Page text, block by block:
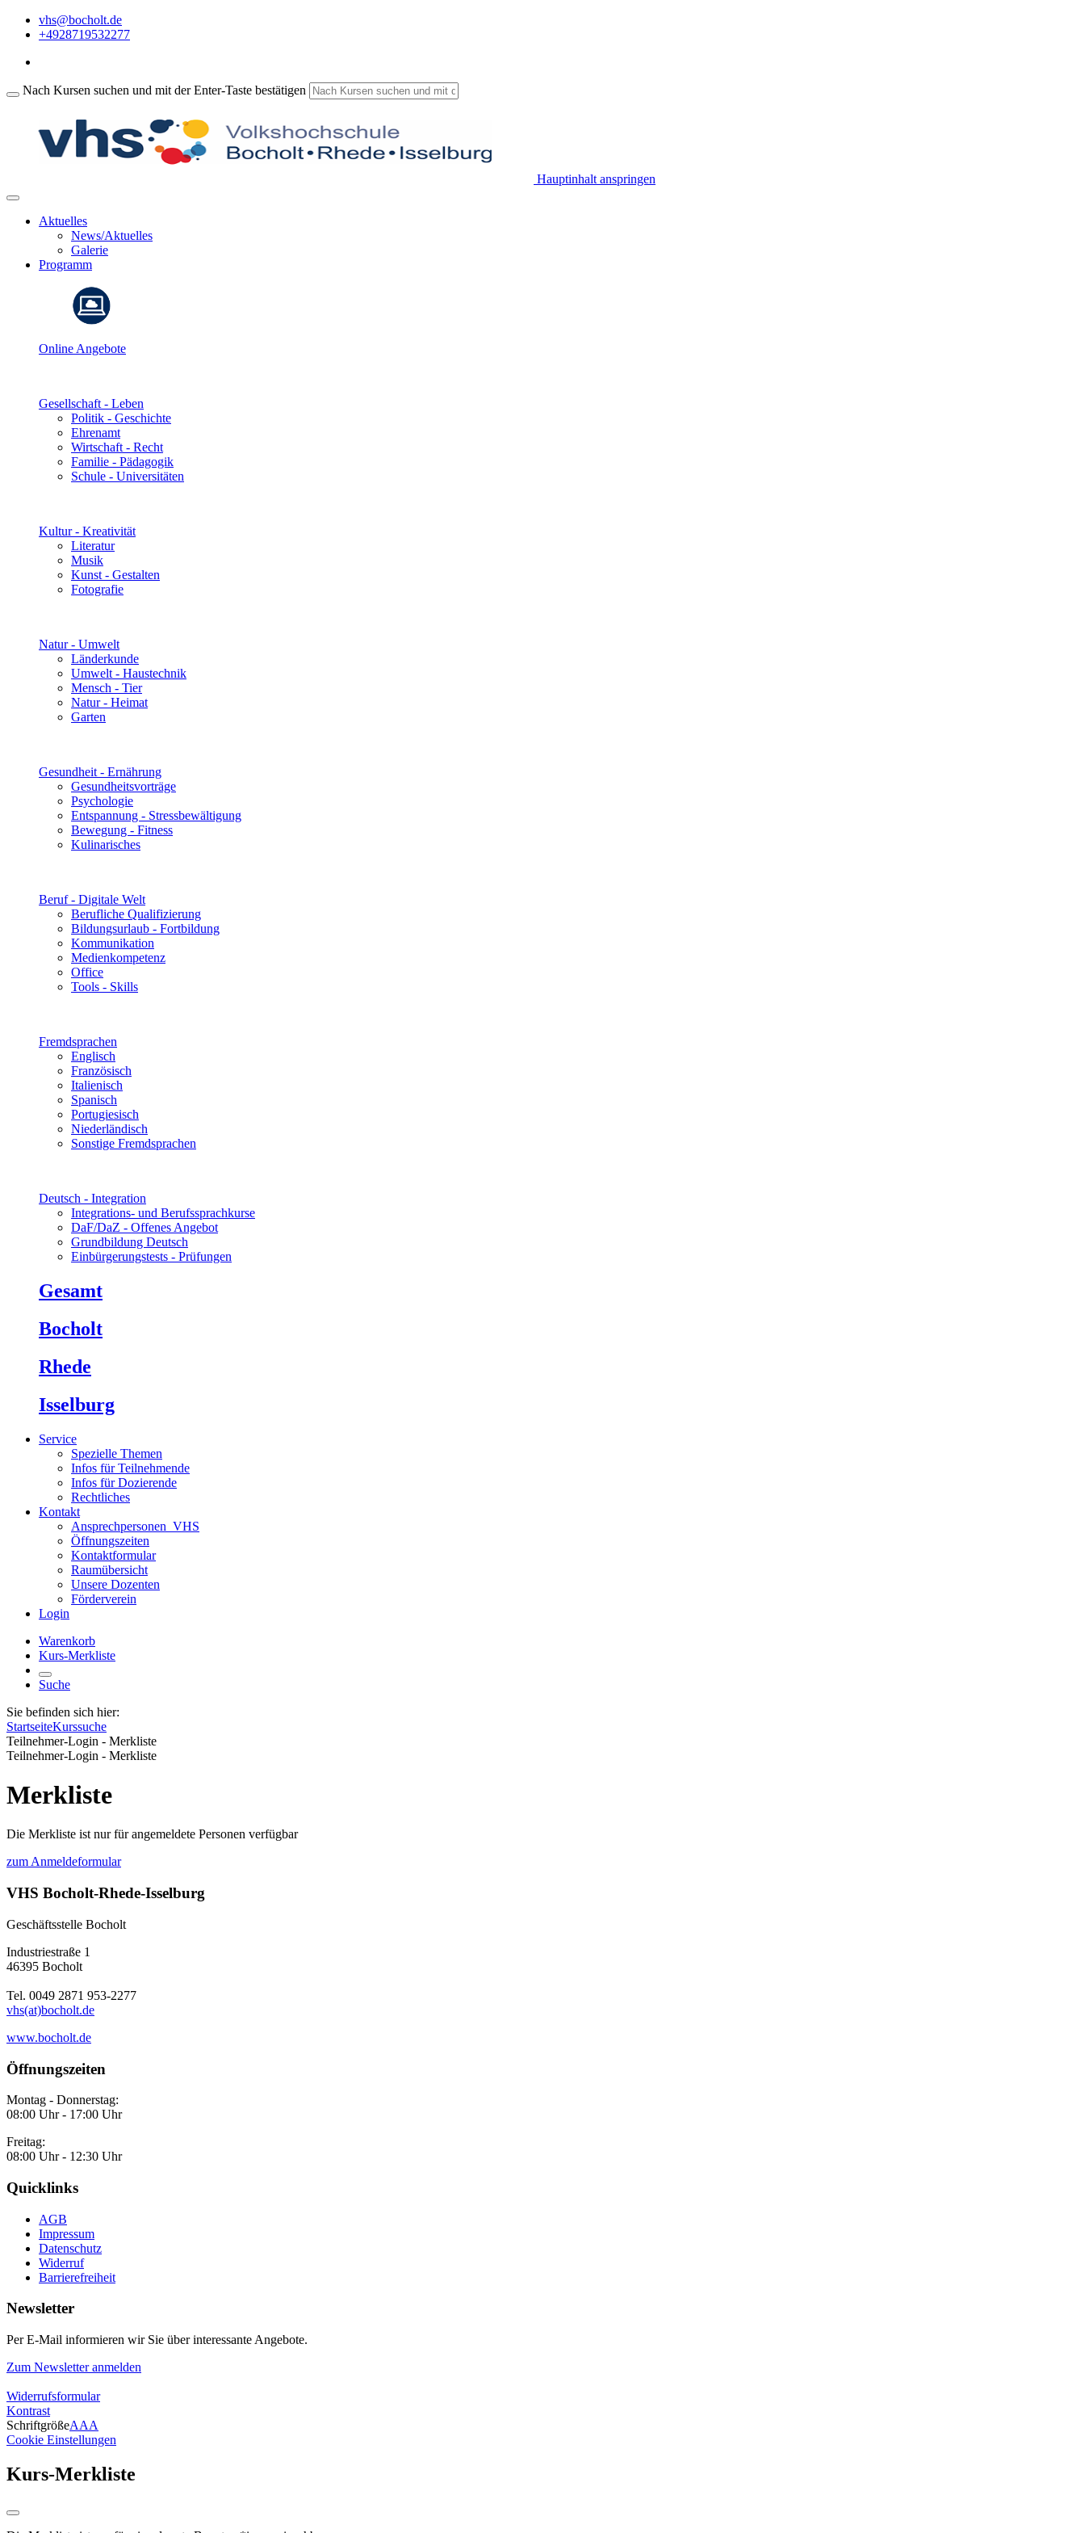
vhs@bocholt.de
+4928719532277
Nach Kursen suchen und mit der Enter-Taste bestätigen
Hauptinhalt anspringen
Aktuelles
News/Aktuelles
Galerie
Programm
Online Angebote
Gesellschaft - Leben
Politik - Geschichte
Ehrenamt
Wirtschaft - Recht
Familie - Pädagogik
Schule - Universitäten
Kultur - Kreativität
Literatur
Musik
Kunst - Gestalten
Fotografie
Natur - Umwelt
Länderkunde
Umwelt - Haustechnik
Mensch - Tier
Natur - Heimat
Garten
Gesundheit - Ernährung
Gesundheitsvorträge
Psychologie
Entspannung - Stressbewältigung
Bewegung - Fitness
Kulinarisches
Beruf - Digitale Welt
Berufliche Qualifizierung
Bildungsurlaub - Fortbildung
Kommunikation
Medienkompetenz
Office
Tools - Skills
Fremdsprachen
Englisch
Französisch
Italienisch
Spanisch
Portugiesisch
Niederländisch
Sonstige Fremdsprachen
Deutsch - Integration
Integrations- und Berufssprachkurse
DaF/DaZ - Offenes Angebot
Grundbildung Deutsch
Einbürgerungstests - Prüfungen
Gesamt
Bocholt
Rhede
Isselburg
Service
Spezielle Themen
Infos für Teilnehmende
Infos für Dozierende
Rechtliches
Kontakt
Ansprechpersonen_VHS
Öffnungszeiten
Kontaktformular
Raumübersicht
Unsere Dozenten
Förderverein
Login
Warenkorb
Kurs-Merkliste
Suche
Sie befinden sich hier:
StartseiteKurssuche
Teilnehmer-Login - Merkliste
Teilnehmer-Login - Merkliste
Merkliste
Die Merkliste ist nur für angemeldete Personen verfügbar
zum Anmeldeformular
VHS Bocholt-Rhede-Isselburg
Geschäftsstelle Bocholt
Industriestraße 1
46395 Bocholt
Tel. 0049 2871 953-2277
vhs(at)bocholt.de
www.bocholt.de
Öffnungszeiten
Montag - Donnerstag:
08:00 Uhr - 17:00 Uhr
Freitag:
08:00 Uhr - 12:30 Uhr
Quicklinks
AGB
Impressum
Datenschutz
Widerruf
Barrierefreiheit
Newsletter
Per E-Mail informieren wir Sie über interessante Angebote.
Zum Newsletter anmelden
Widerrufsformular
Kontrast
SchriftgrößeAAA
Cookie Einstellungen
Kurs-Merkliste